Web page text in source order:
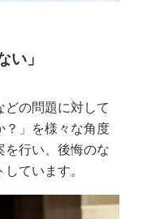
い」
どの問題に対して
？」を様々な角度
行い、後悔のな
ています。